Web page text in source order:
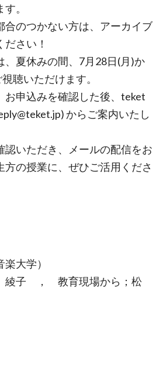
。
合のつかない方は、アーカイブ
さい！
、夏休みの間、7月28日(月)か
聴いただけます。
申込みを確認した後、teket
からご案内いたし
いただき、メールの配信をお
方の授業に、ぜひご活用くださ
大学）
綾子 ， 教育現場から；松